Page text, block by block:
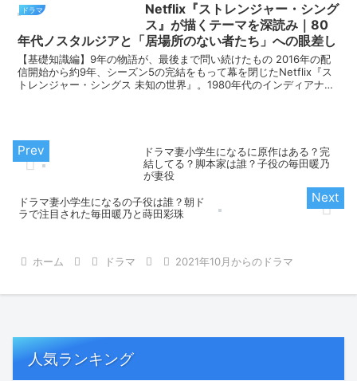
ドラマ
Netflix『ストレンジャー・シング
ス』が描くテーマを深読み｜80
年代ノスタルジアと「居場所のない者たち」への眼差し
【基礎知識編】9年の物語が、最後まで問い続けたもの 2016年の配
信開始から約9年、シーズン5の完結をもって幕を閉じたNetflix『ス
トレンジャー・シングス 未知の世界』。1980年代のインディアナ州
ドラマ妻小学生になるに原作はある？完
結してる？脚本家は誰？子役の毎田暖乃
が妻役
ドラマ妻小学生になるの子役は誰？朝ド
ラで注目された毎田暖乃と蒔田彩珠
ホーム ドラマ 2021年10月からのドラマ
人気ランキング